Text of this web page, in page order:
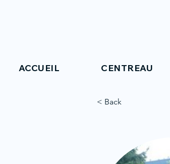
ACCUEIL CENTREAU
< Back